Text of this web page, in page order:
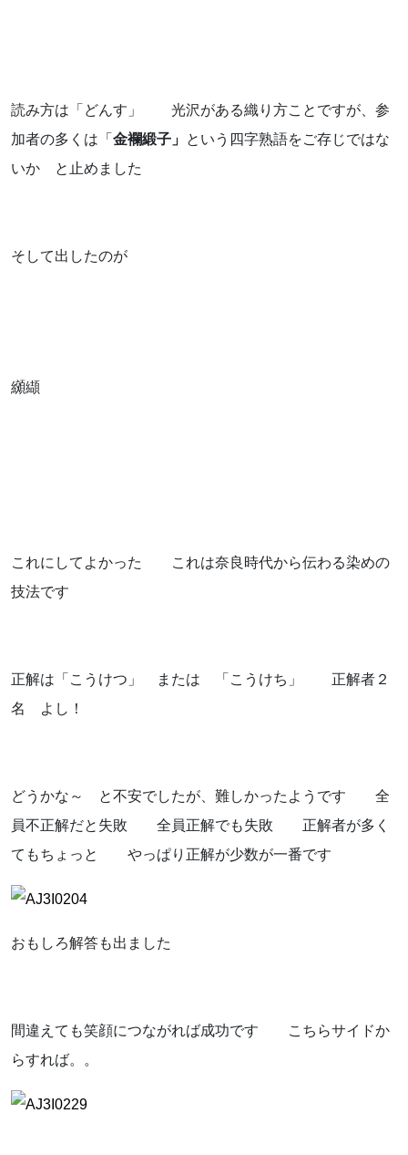
読み方は「どんす」 光沢がある織り方ことですが、参
加者の多くは「 金襴緞子」 という四字熟語をご存じではな
いか と止めました
そして出したのが
纐纈
これにしてよかった これは奈良時代から伝わる染めの
技法です
正解は「こうけつ」 または 「こうけち」 正解者２
名 よし！
どうかな～ と不安でしたが、難しかったようです 全
員不正解だと失敗 全員正解でも失敗 正解者が多く
てもちょっと やっぱり正解が少数が一番です
おもしろ解答も出ました
間違えても笑顔につながれば成功です こちらサイドか
らすれば。。